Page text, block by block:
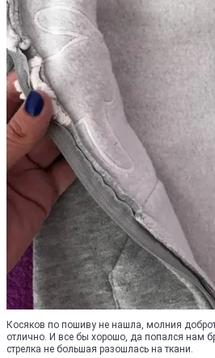
Косяков по пошиву не нашла, молния
отлично. И все бы хорошо, да попался нам
стрелка не большая разошлась на ткани.